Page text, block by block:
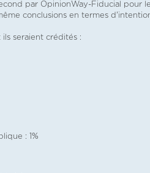
par OpinionWay-Fiducial pour
conclusions en termes
seraient crédités :
: 1%